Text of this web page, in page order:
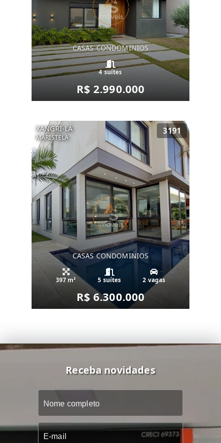
CASAS CONDOMINIOS
4 suítes
R$ 2.990.000
XANGRI-LÁ
MARISTELA
3191
CASAS CONDOMINIOS
397 m² 5 suítes 2 vagas
R$ 6.300.000
Receba novidades